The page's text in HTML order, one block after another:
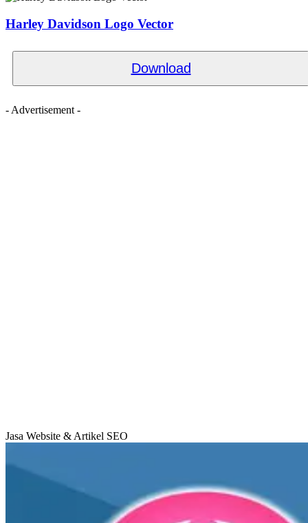
Harley Davidson Logo Vector
Download
- Advertisement -
Jasa Website & Artikel SEO